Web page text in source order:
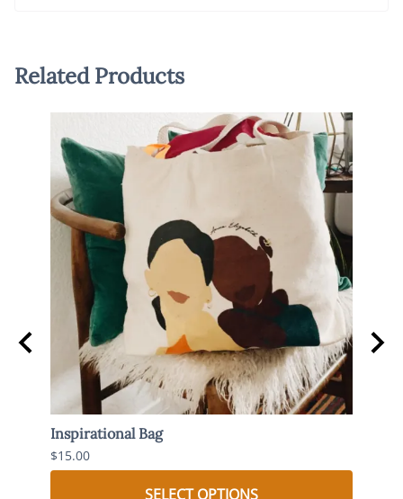
Related Products
Inspirational Bag
$15.00
SELECT OPTIONS